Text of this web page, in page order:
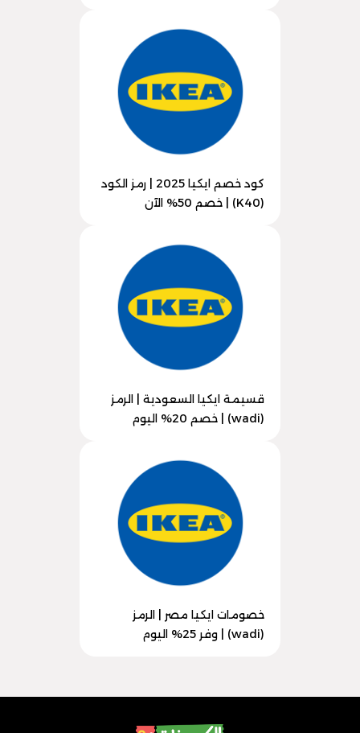
كود خصم ايكيا 2025 | رمز الكود
(K40) | خصم 50% الآن
قسيمة ايكيا السعودية | الرمز
(wadi) | خصم 20% اليوم
خصومات ايكيا مصر | الرمز
(wadi) | وفر 25% اليوم